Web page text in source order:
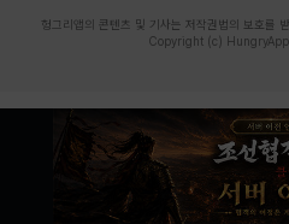
헝그리앱의 콘텐츠 및 기사는 저작권법의 보호를
Copyright (c) HungryApp